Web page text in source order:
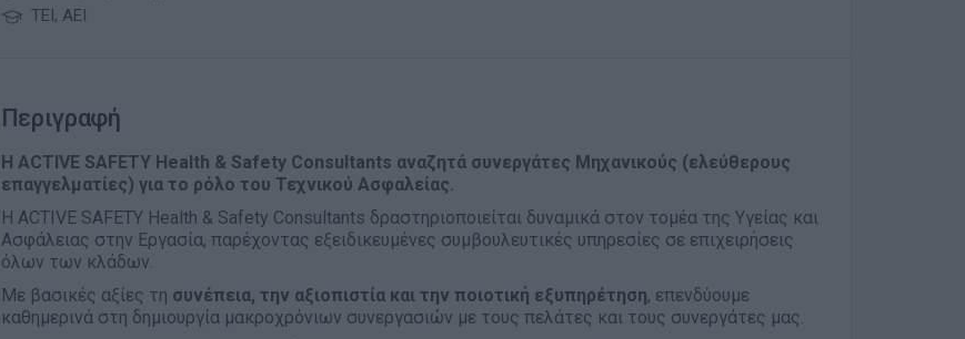
ΤΕΙ, ΑΕΙ
Περιγραφή
Η ACTIVE SAFETY Health & Safety Consultants αναζητά συνεργάτες Μηχανικούς (ελεύθερους
επαγγελματίες) για το ρόλο του Τεχνικού Ασφαλείας.
Η ACTIVE SAFETY Health & Safety Consultants δραστηριοποιείται δυναμικά στον τομέα της Υγείας και
Ασφάλειας στην Εργασία, παρέχοντας εξειδικευμένες συμβουλευτικές υπηρεσίες σε επιχειρήσεις
όλων των κλάδων.
Με βασικές αξίες τη συνέπεια, την αξιοπιστία και την ποιοτική εξυπηρέτηση, επενδύουμε
καθημερινά στη δημιουργία μακροχρόνιων συνεργασιών με τους πελάτες και τους συνεργάτες μας.